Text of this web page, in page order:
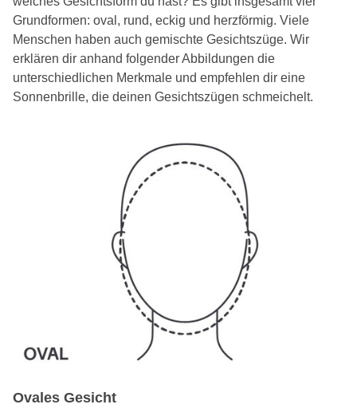
Grundformen: oval, rund, eckig und herzförmig. Viele
Menschen haben auch gemischte Gesichtszüge. Wir
erklären dir anhand folgender Abbildungen die
unterschiedlichen Merkmale und empfehlen dir eine
Sonnenbrille, die deinen Gesichtszügen schmeichelt.
Ovales Gesicht